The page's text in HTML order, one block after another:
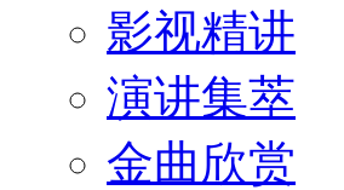
影视精讲
演讲集萃
金曲欣赏